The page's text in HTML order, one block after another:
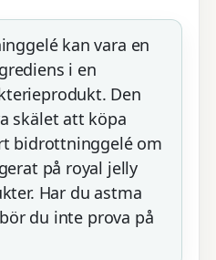
kan vara en
i en
Den
skälet att köpa
bidrottninggelé om
på royal jelly
Har du astma
du inte prova på